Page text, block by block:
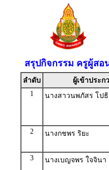
สรุปกิจกรรม ครูผู้สอ
ลำดับ ผู้เข้าประก
1
นางสาวนพภัสร โปธิ
2
นางกชพร ริยะ
3
นางเบญจพร ใจจินา